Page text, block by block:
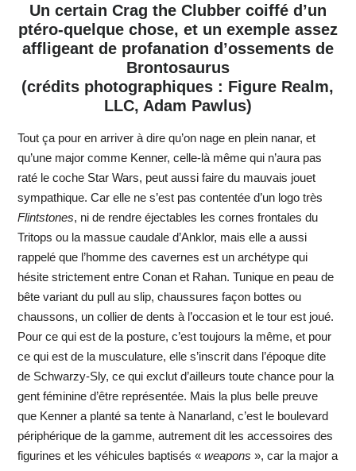
Un certain Crag the Clubber coiffé d’un
ptéro-quelque chose, et un exemple assez
affligeant de profanation d’ossements de
Brontosaurus
(crédits photographiques : Figure Realm,
LLC, Adam Pawlus)
Tout ça pour en arriver à dire qu’on nage en plein nanar, et
qu’une major comme Kenner, celle-là même qui n’aura pas
raté le coche Star Wars, peut aussi faire du mauvais jouet
sympathique. Car elle ne s’est pas contentée d’un logo très
Flintstones, ni de rendre éjectables les cornes frontales du
Tritops ou la massue caudale d’Anklor, mais elle a aussi
rappelé que l’homme des cavernes est un archétype qui
hésite strictement entre Conan et Rahan. Tunique en peau de
bête variant du pull au slip, chaussures façon bottes ou
chaussons, un collier de dents à l’occasion et le tour est joué.
Pour ce qui est de la posture, c’est toujours la même, et pour
ce qui est de la musculature, elle s’inscrit dans l’époque dite
de Schwarzy-Sly, ce qui exclut d’ailleurs toute chance pour la
gent féminine d’être représentée. Mais la plus belle preuve
que Kenner a planté sa tente à Nanarland, c’est le boulevard
périphérique de la gamme, autrement dit les accessoires des
figurines et les véhicules baptisés « weapons », car la major a